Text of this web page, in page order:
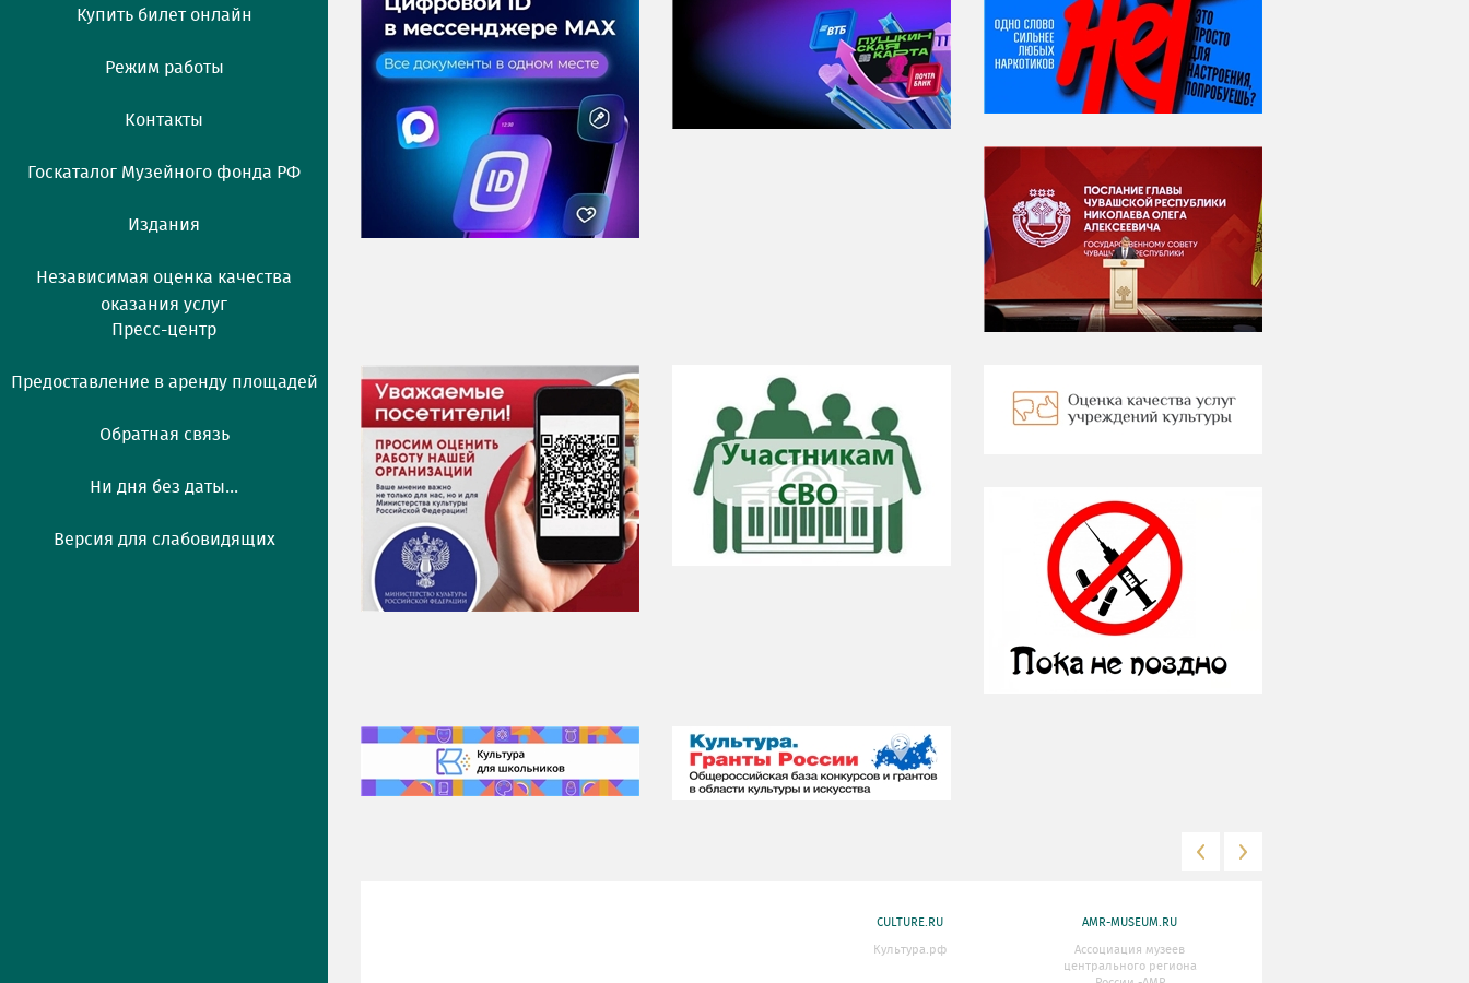
Купить билет онлайн
Режим работы
Контакты
Госкаталог Музейного фонда РФ
Издания
Независимая оценка качества
оказания услуг
Пресс-центр
Предоставление в аренду площадей
Обратная связь
Ни дня без даты...
Версия для слабовидящих
08 августа
ВСЕМИРНЫЙ ДЕНЬ
КОШЕК
CULTURE.RU
Культура.рф
AMR-MUSEUM.RU
Ассоциация музеев
центрального региона